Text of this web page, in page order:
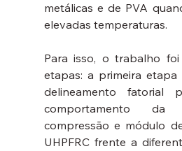
metálicas e de PVA
elevadas temperaturas.
Para isso, o trabalho
etapas: a primeira etapa
delineamento fatorial
comportamento da
compressão e módulo
UHPFRC frente a